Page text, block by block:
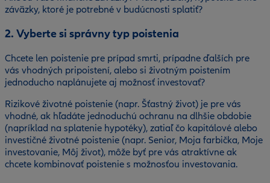
záväzky, ktoré je potrebné v budúcnosti splatiť?
2. Vyberte si správny typ poistenia
Chcete len poistenie pre prípad smrti, prípadne ďalších pre
vás vhodných pripoistení, alebo si životným poistením
jednoducho naplánujete aj možnosť investovať?
Rizikové životné poistenie (napr. Šťastný život) je pre vás
vhodné, ak hľadáte jednoduchú ochranu na dlhšie obdobie
(napríklad na splatenie hypotéky), zatiaľ čo kapitálové alebo
investičné životné poistenie (napr. Senior, Moja farbička, Moje
investovanie, Môj život), môže byť pre vás atraktívne ak
chcete kombinovať poistenie s možnosťou investovania.